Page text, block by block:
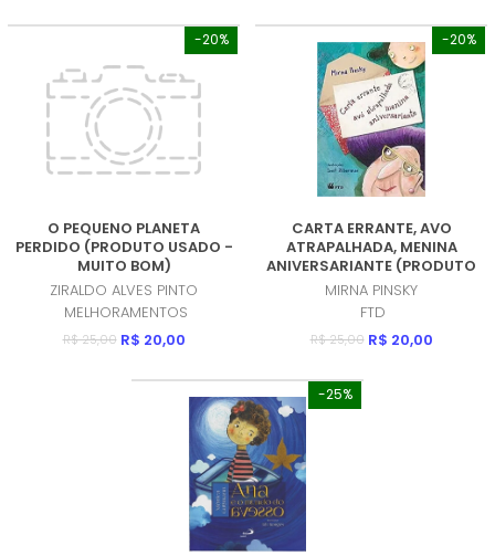
-20%
O PEQUENO PLANETA
PERDIDO (PRODUTO USADO -
MUITO BOM)
ZIRALDO ALVES PINTO
MELHORAMENTOS
R$ 25,00 R$ 20,00
-20%
CARTA ERRANTE, AVO
ATRAPALHADA, MENINA
ANIVERSARIANTE (PRODUTO
USADO - MUITO BOM)
MIRNA PINSKY
FTD
R$ 25,00 R$ 20,00
-25%